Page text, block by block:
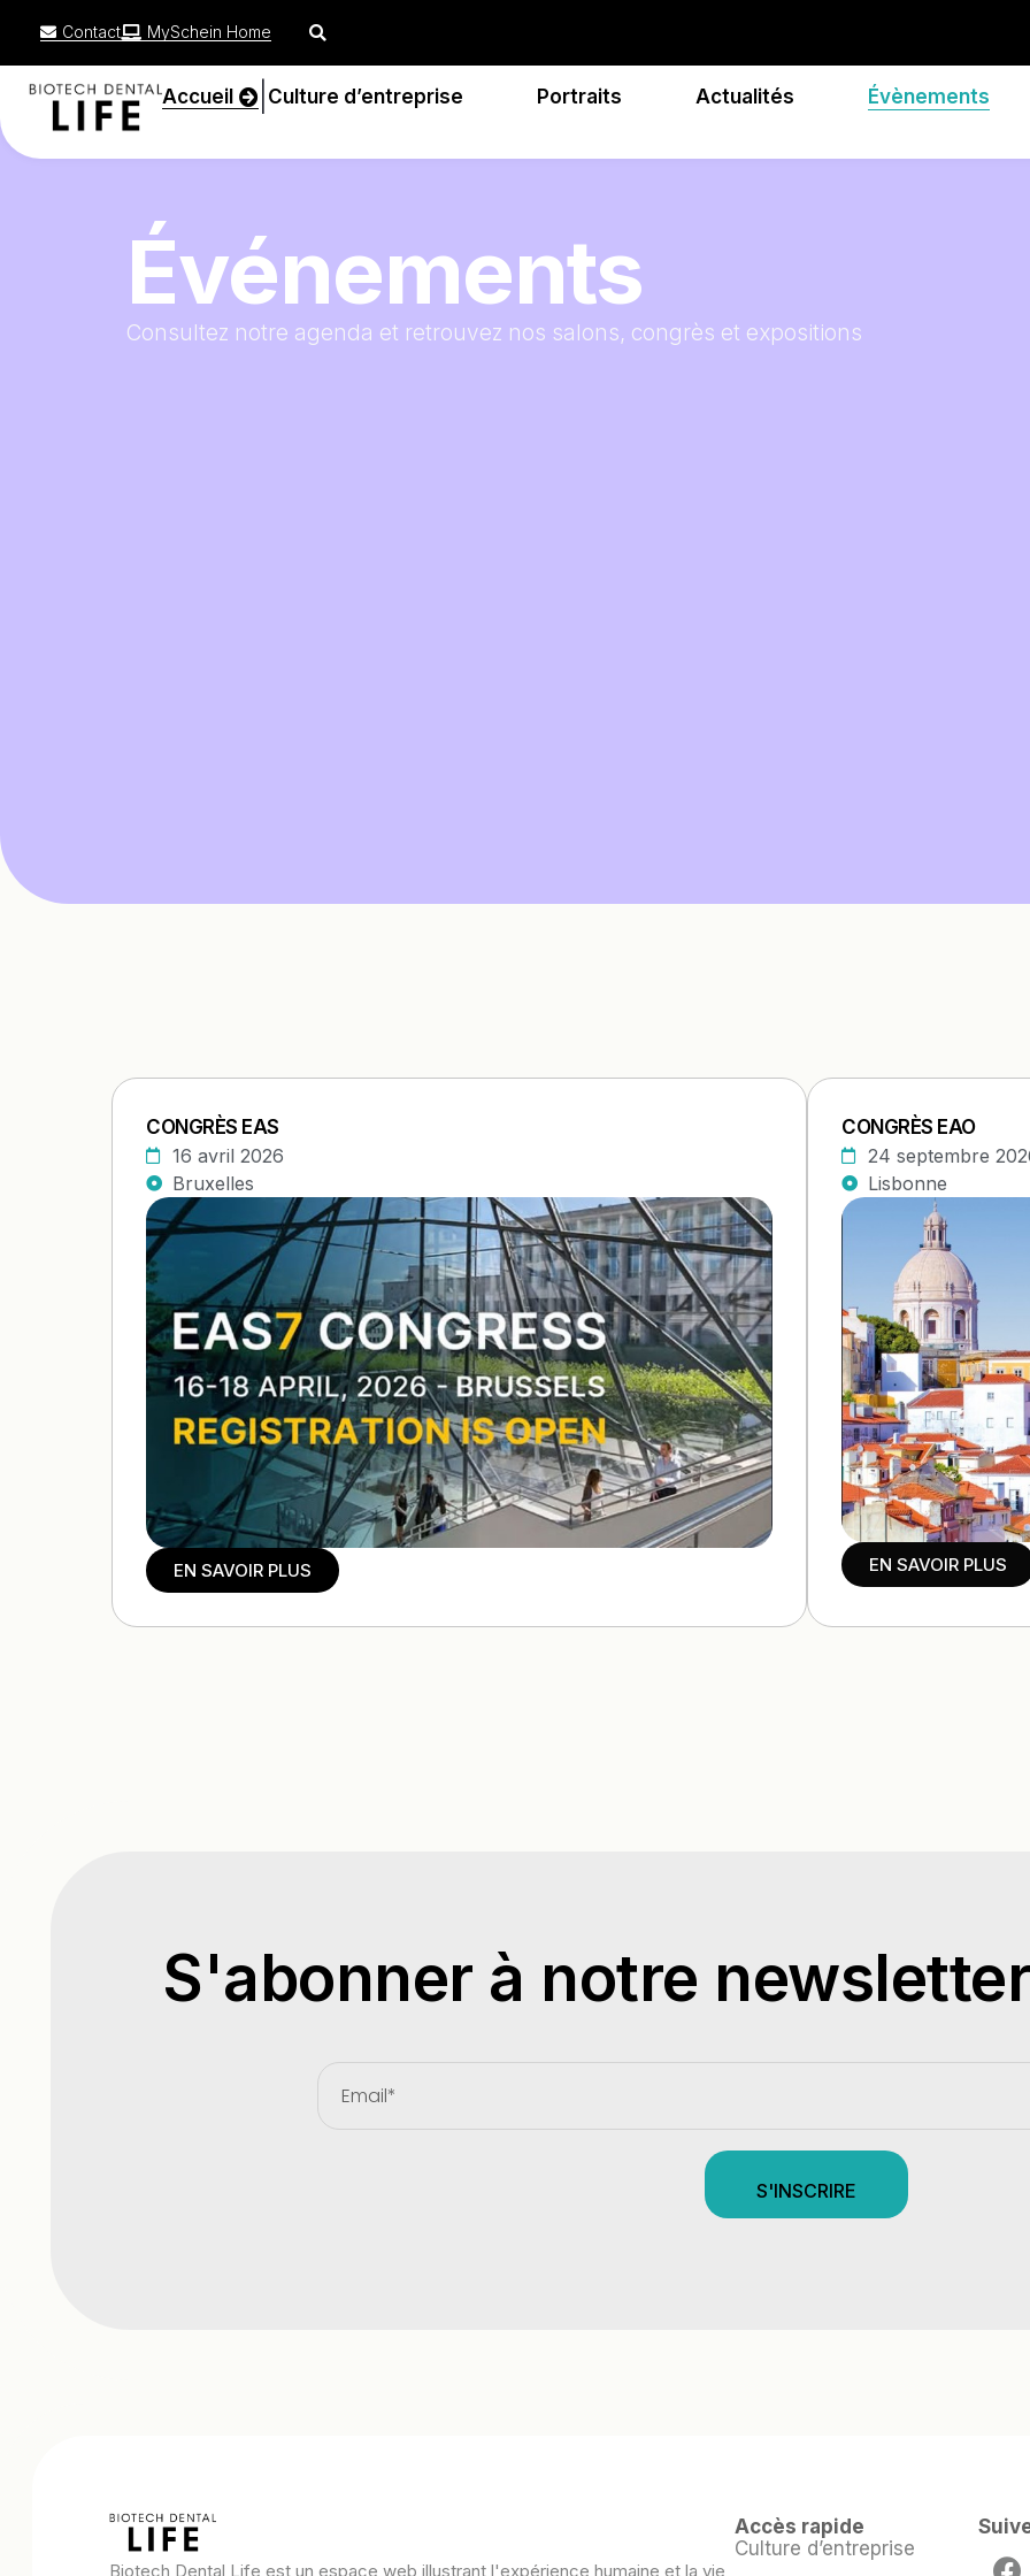
Contact MySchein Home
Accueil Culture d’entreprise Portraits Actualités Évènements
Événements
Consultez notre agenda et retrouvez nos salons, congrès et expositions
CONGRÈS EAS​
16 avril 2026
Bruxelles
EN SAVOIR PLUS
CONGRÈS EAO
24 septembre
Lisbonne
EN SAVOIR PLUS
S'abonner à notre
S'INSCRIRE
Biotech Dental Life est un espace web illustrant l'expérience humaine et la vie
Accès rapide
Culture d’entreprise